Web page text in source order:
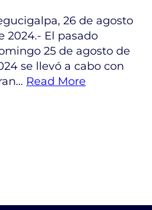
26 de agosto
2024.- El pasado
25 de agosto de
se llevó a cabo con
Read More